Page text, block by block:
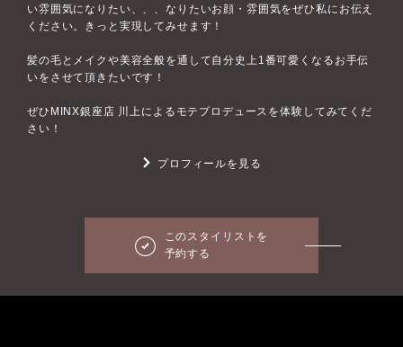
い雰囲気になりたい、、、なりたいお顔・雰囲気をぜひ私にお伝え
ください。きっと実現してみせます！
髪の毛とメイクや美容全般を通して自分史上1番可愛くなるお手伝
いをさせて頂きたいです！
ぜひMINX銀座店 川上によるモテプロデュースを体験してみてくだ
さい！
プロフィールを見る
このスタイリストを
予約する